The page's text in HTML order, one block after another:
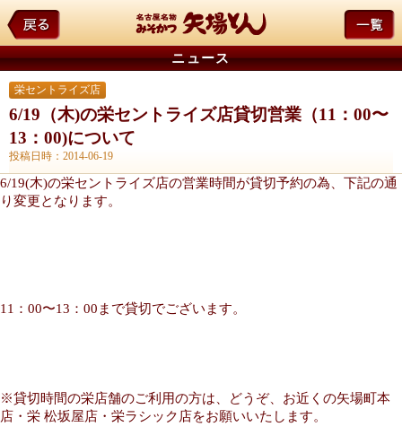
ニュース
栄セントライズ店
6/19（木)の栄セントライズ店貸切営業（11：00〜
13：00)について
投稿日時：2014-06-19
6/19(木)の栄セントライズ店の営業時間が貸切予約の為、下記の通
り変更となります。
11：00〜13：00まで貸切でございます。
※貸切時間の栄店舗のご利用の方は、どうぞ、お近くの矢場町本
店・栄 松坂屋店・栄ラシック店をお願いいたします。